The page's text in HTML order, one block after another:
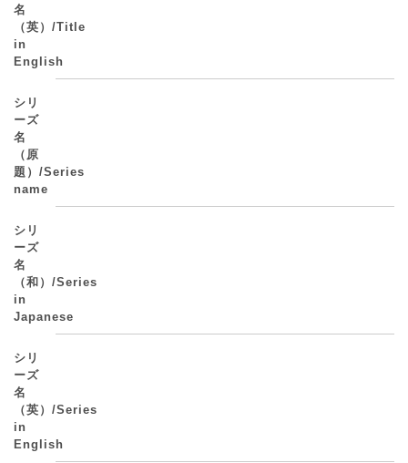
名
（英）/Title
in
English
シリ
ーズ
名
（原
題）/Series
name
シリ
ーズ
名
（和）/Series
in
Japanese
シリ
ーズ
名
（英）/Series
in
English